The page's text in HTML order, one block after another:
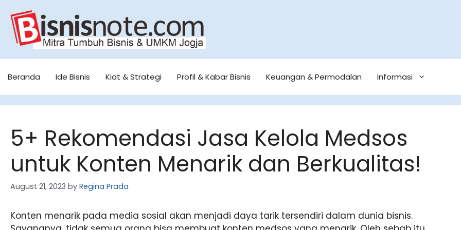
content
Beranda Ide Bisnis Kiat & Strategi Profil & Kabar Bisnis Keuangan & Permodalan Informasi
5+ Rekomendasi Jasa Kelola Medsos
untuk Konten Menarik dan Berkualitas!
August 21, 2023 by Regina Prada
Konten menarik pada media sosial akan menjadi daya tarik tersendiri dalam dunia bisnis.